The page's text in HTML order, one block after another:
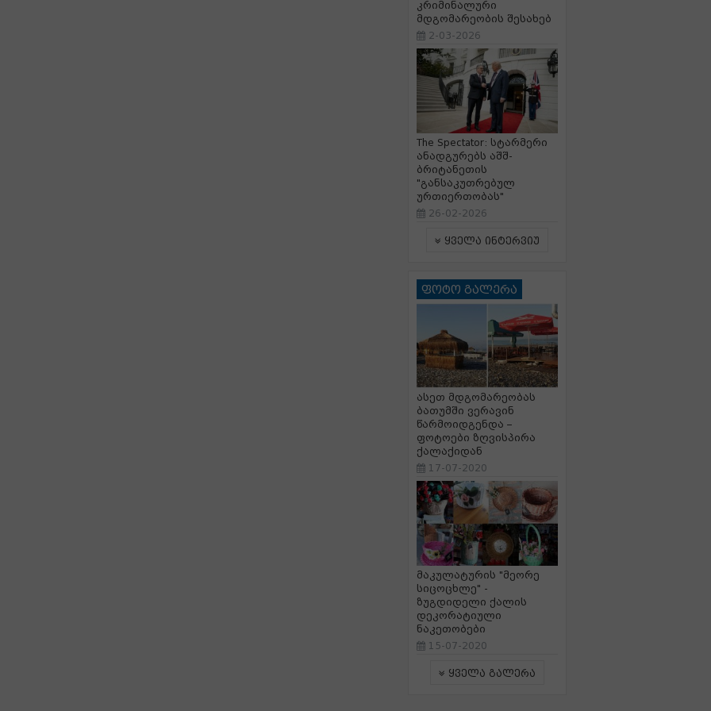
კრიმინალური
მდგომარეობის შესახებ
2-03-2026
The Spectator: სტარმერი
ანადგურებს აშშ-
ბრიტანეთის
"განსაკუთრებულ
ურთიერთობას"
26-02-2026
ყველა ინტერვიუ
ფოტო გალერა
ასეთ მდგომარეობას
ბათუმში ვერავინ
წარმოიდგენდა –
ფოტოები ზღვისპირა
ქალაქიდან
17-07-2020
მაკულატურის "მეორე
სიცოცხლე" -
ზუგდიდელი ქალის
დეკორატიული
ნაკეთობები
15-07-2020
ყველა გალერა